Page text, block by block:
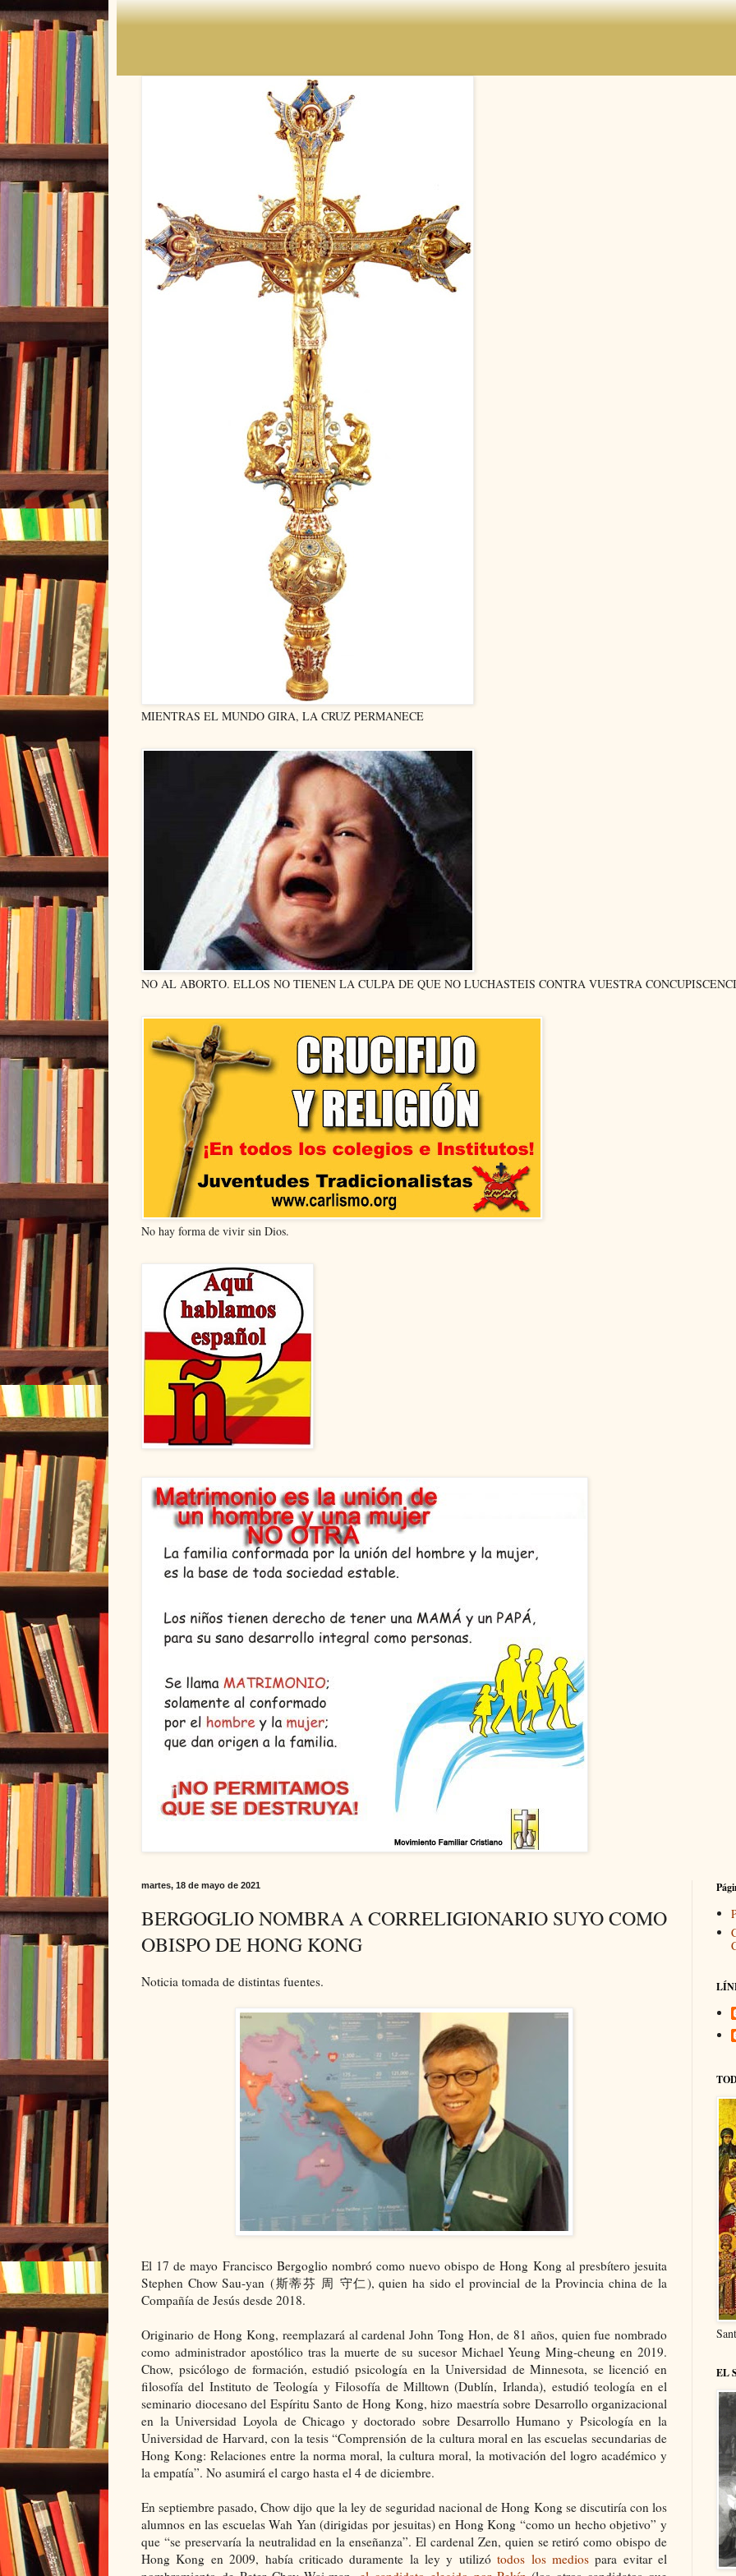
MIENTRAS EL MUNDO GIRA, LA CRUZ PERMANECE
NO AL ABORTO. ELLOS NO TIENEN LA CULPA DE QUE NO LUCHASTEIS CONTRA VUESTRA
No hay forma de vivir sin Dios.
martes, 18 de mayo de 2021
BERGOGLIO NOMBRA A CORRELIGIONARIO SUYO COMO
OBISPO DE HONG KONG
Noticia tomada de distintas fuentes.
El 17 de mayo Francisco Bergoglio nombró como nuevo obispo de Hong Kong al presbítero jesuita
Stephen Chow Sau-yan (斯蒂芬 周 守仁), quien ha sido el provincial de la Provincia china de la
Compañía de Jesús desde 2018.
Originario de Hong Kong, reemplazará al cardenal John Tong Hon, de 81 años, quien fue nombrado
como administrador apostólico tras la muerte de su sucesor Michael Yeung Ming-cheung en 2019.
Chow, psicólogo de formación, estudió psicología en la Universidad de Minnesota, se licenció en
filosofía del Instituto de Teología y Filosofía de Milltown (Dublín, Irlanda), estudió teología en el
seminario diocesano del Espíritu Santo de Hong Kong, hizo maestría sobre Desarrollo organizacional
en la Universidad Loyola de Chicago y doctorado sobre Desarrollo Humano y Psicología en la
Universidad de Harvard, con la tesis “Comprensión de la cultura moral en las escuelas secundarias de
Hong Kong: Relaciones entre la norma moral, la cultura moral, la motivación del logro académico y
la empatía”. No asumirá el cargo hasta el 4 de diciembre.
En septiembre pasado, Chow dijo que la ley de seguridad nacional de Hong Kong se discutiría con los
alumnos en las escuelas Wah Yan (dirigidas por jesuitas) en Hong Kong “como un hecho objetivo” y
que “se preservaría la neutralidad en la enseñanza”. El cardenal Zen, quien se retiró como obispo de
Hong Kong en 2009, había criticado duramente la ley y utilizótodos los mediospara evitar el
EL